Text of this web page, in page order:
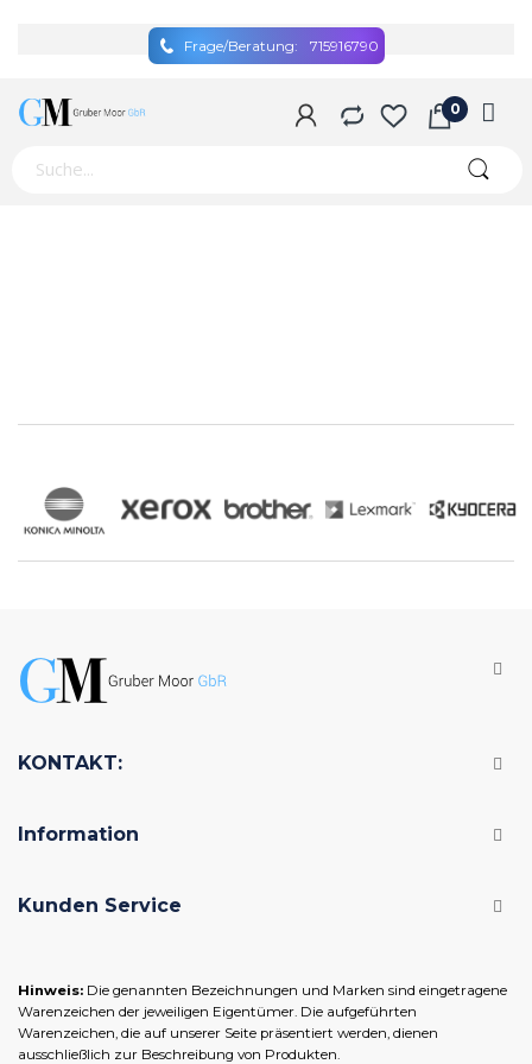
Frage/Beratung: 715916790
KONTAKT:
Information
Kunden Service
Hinweis: Die genannten Bezeichnungen und Marken sind eingetragene
Warenzeichen der jeweiligen Eigentümer. Die aufgeführten
Warenzeichen, die auf unserer Seite präsentiert werden, dienen
ausschließlich zur Beschreibung von Produkten.